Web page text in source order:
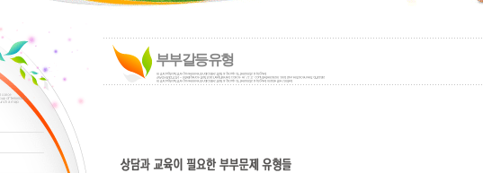
부부갈등유형